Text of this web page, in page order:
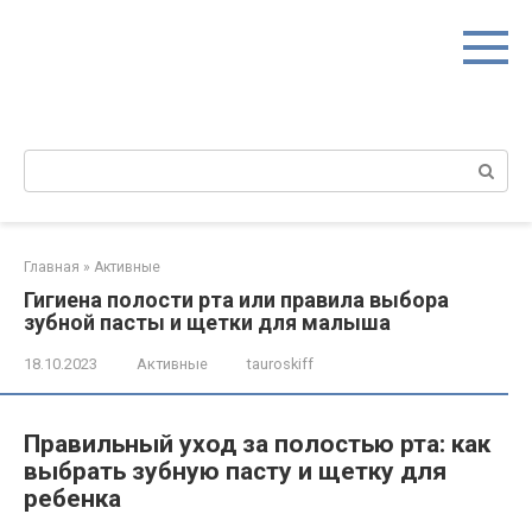
Поиск:
Главная » Активные
Гигиена полости рта или правила выбора
зубной пасты и щетки для малыша
18.10.2023 Активные tauroskiff
Правильный уход за полостью рта: как
выбрать зубную пасту и щетку для
ребенка